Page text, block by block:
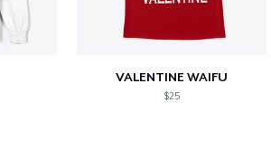
VALENTINE WAIFU
$25